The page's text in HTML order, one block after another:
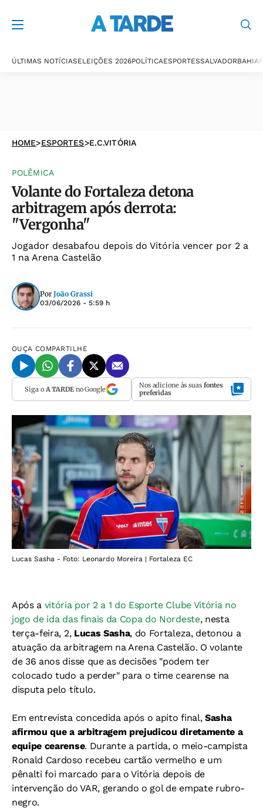
ÚLTIMAS NOTÍCIASELEIÇÕES 2026POLÍTICAESPORTESSALVADORBAHIA
HOME>ESPORTES>E.C.VITÓRIA
POLÊMICA
Volante do Fortaleza detona
arbitragem após derrota:
"Vergonha"
Jogador desabafou depois do Vitória vencer por 2 a
1 na Arena Castelão
Por João Grassi
03/06/2026 - 5:59 h
OUÇA COMPARTILHE
Siga o A TARDEno Google Nos adicione às suas fontes
preferidas
Lucas Sasha - Foto: Leonardo Moreira | Fortaleza EC
Após a vitória por 2 a 1 do Esporte Clube Vitória no
jogo de ida das finais da Copa do Nordeste, nesta
terça-feira, 2, Lucas Sasha, do Fortaleza, detonou a
atuação da arbitragem na Arena Castelão. O volante
de 36 anos disse que as decisões "podem ter
colocado tudo a perder" para o time cearense na
disputa pelo título.
Em entrevista concedida após o apito final, Sasha
afirmou que a arbitragem prejudicou diretamente a
equipe cearense. Durante a partida, o meio-campista
Ronald Cardoso recebeu cartão vermelho e um
pênalti foi marcado para o Vitória depois de
intervenção do VAR, gerando o gol de empate rubro-
negro.